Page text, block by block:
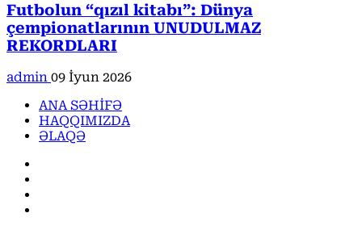
Futbolun “qızıl kitabı”: Dünya
çempionatlarının UNUDULMAZ
REKORDLARI
admin 09 İyun 2026
ANA SƏHİFƏ
HAQQIMIZDA
ƏLAQƏ